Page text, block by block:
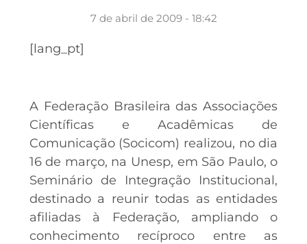
7 de abril de 2009 - 18:42
[lang_pt]
A Federação Brasileira das Associações
Científicas e Acadêmicas de
Comunicação (Socicom) realizou, no dia
16 de março, na Unesp, em São Paulo, o
Seminário de Integração Institucional,
destinado a reunir todas as entidades
afiliadas à Federação, ampliando o
conhecimento recíproco entre as